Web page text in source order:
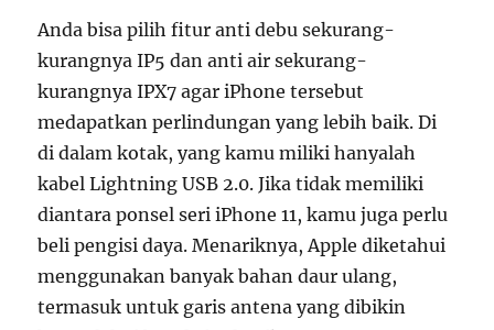
Anda bisa pilih fitur anti debu sekurang-
kurangnya IP5 dan anti air sekurang-
kurangnya IPX7 agar iPhone tersebut
medapatkan perlindungan yang lebih baik. Di
di dalam kotak, yang kamu miliki hanyalah
kabel Lightning USB 2.0. Jika tidak memiliki
diantara ponsel seri iPhone 11, kamu juga perlu
beli pengisi daya. Menariknya, Apple diketahui
menggunakan banyak bahan daur ulang,
termasuk untuk garis antena yang dibikin